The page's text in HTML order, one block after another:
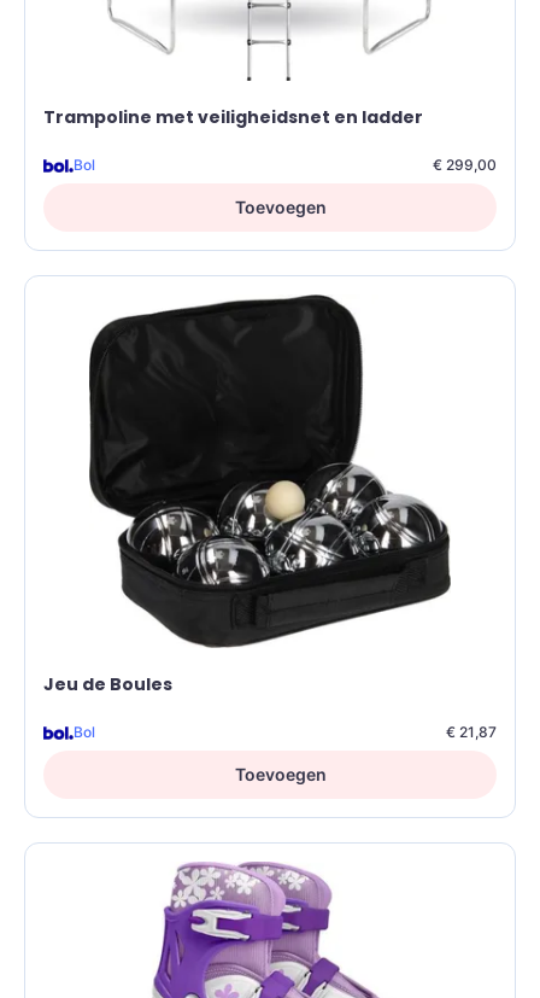
Trampoline met veiligheidsnet en ladder
Bol € 299,00
Toevoegen
Jeu de Boules
Bol € 21,87
Toevoegen